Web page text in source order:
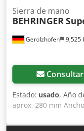
Gerolzhofen 9,525
Sierra de mano
BEHRINGER
Consultar
Estado: usado, Año
aprox. 280 mm
Dimensiones (largo/
necesario Marca